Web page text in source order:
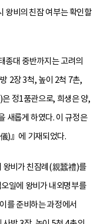
왕비의 친잠 여부는 확인할
종대 중반까지는 고려의
2장 3척, 높이 2척 7촌,
정1품관으로, 희생은 양,
새롭게 하였다. 이 규정은
)』에 기재되었다.
왕비가 친잠례(親蠶禮)를
일에 왕비가 내외명부를
를 준비하는 과정에서